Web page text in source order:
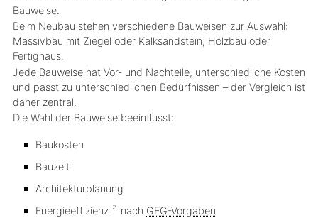
Bauweise.
Beim Neubau stehen verschiedene Bauweisen zur Auswahl:
Massivbau mit Ziegel oder Kalksandstein, Holzbau oder
Fertighaus.
Jede Bauweise hat Vor- und Nachteile, unterschiedliche Kosten
und passt zu unterschiedlichen Bedürfnissen – der Vergleich ist
daher zentral.
Die Wahl der Bauweise beeinflusst:
Baukosten
Bauzeit
Architekturplanung
Energieeffizienz
nach GEG-Vorgaben